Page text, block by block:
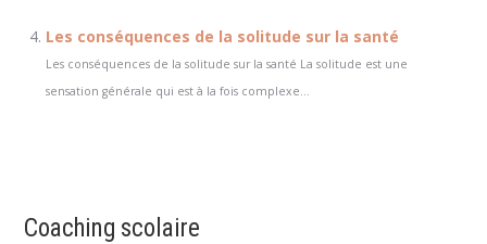
Les conséquences de la solitude sur la santé
Les conséquences de la solitude sur la santé La solitude est une
sensation générale qui est à la fois complexe...
Coaching scolaire